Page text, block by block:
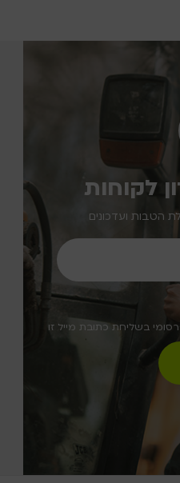
לקוחות
הטבות ועדכונים
בשליחת כתובת מייל זו